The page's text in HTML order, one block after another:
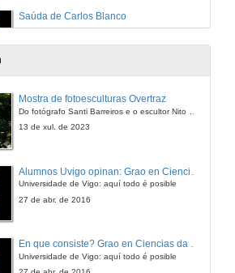
Saúda de Carlos Blanco
24 de maio de 2012
CEP Sequelo Marín
24 de maio de 2012
CEIP Infante Felipe. Salvaterra de Miño
24 de maio de 2012
24 de maio de 2012
Mostra de fotoesculturas Overtraz
13 de xul. de 2023
Universidade de Vigo: aquí todo é posible
27 de abr. de 2016
En que consiste? Grao en Ciencias da Linguaxe e Estudos Literarios
Universidade de Vigo: aquí todo é posible